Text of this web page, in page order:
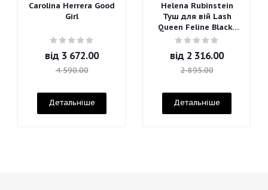
Carolina Herrera Good
Girl
від 3 672.00
4 590.00
Детальніше
Helena Rubinstein
Туш для вій Lash
Queen Feline Blacks
Mascara
від 2 316.00
2 895.00
Детальніше